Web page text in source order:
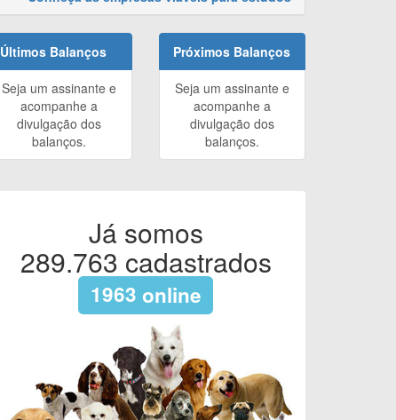
Últimos Balanços
Seja um assinante e
acompanhe a
divulgação dos
balanços.
Próximos Balanços
Seja um assinante e
acompanhe a
divulgação dos
balanços.
Já somos
289.763 cadastrados
1963 online